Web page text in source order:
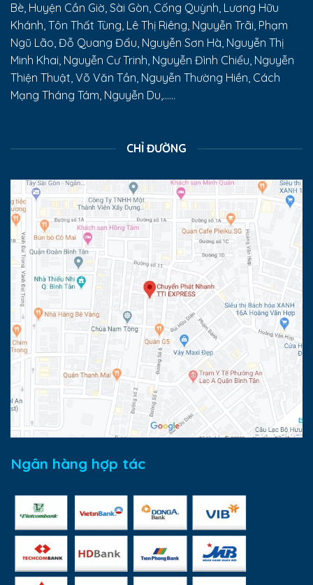
Bè, Huyện Cần Giờ, Sài Gòn, Cống Quỳnh, Lương Hữu
Khánh, Tôn Thất Tùng, Lê Thị Riêng, Nguyễn Trãi, Phạm
Ngũ Lão, Đỗ Quang Đẩu, Nguyễn Sơn Hà, Nguyễn Thị
Minh Khai, Nguyễn Cư Trinh, Nguyễn Đình Chiểu, Nguyễn
Thiện Thuật, Võ Văn Tần, Nguyễn Thường Hiền, Cách
Mạng Tháng Tám, Nguyễn Du,......
CHỈ ĐƯỜNG
Ngân hàng hợp tác